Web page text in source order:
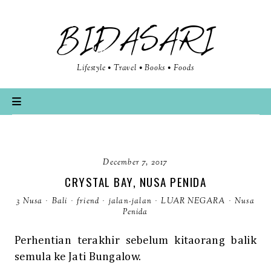
BIDASARI
Lifestyle • Travel • Books • Foods
December 7, 2017
CRYSTAL BAY, NUSA PENIDA
3 Nusa · Bali · friend · jalan-jalan · LUAR NEGARA · Nusa
Penida
Perhentian terakhir sebelum kitaorang balik
semula ke Jati Bungalow.